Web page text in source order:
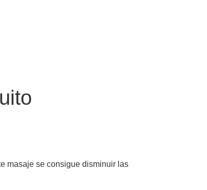
masaje se consigue disminuir las